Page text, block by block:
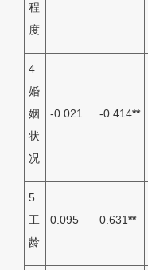
程
度
4
婚
姻
状
况
-0.021 -0.414**
5
工
龄
0.095 0.631**